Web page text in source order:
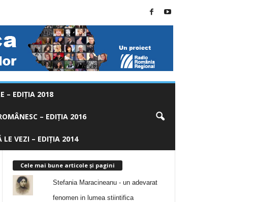
– EDIŢIA 2018
– EDIȚIA 2016
LE VEZI – EDIȚIA 2014
Cele mai bune articole și pagini
Stefania Maracineanu - un adevarat
fenomen in lumea stiintifica